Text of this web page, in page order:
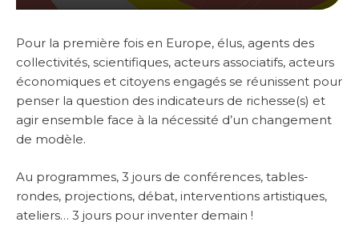
Pour la première fois en Europe, élus, agents des
collectivités, scientifiques, acteurs associatifs, acteurs
économiques et citoyens engagés se réunissent pour
penser la question des indicateurs de richesse(s) et
agir ensemble face à la nécessité d’un changement
de modèle.
Au programmes, 3 jours de conférences, tables-
rondes, projections, débat, interventions artistiques,
ateliers… 3 jours pour inventer demain !